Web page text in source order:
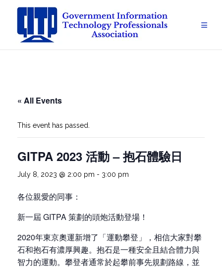
content
« All Events
This event has passed.
GITPA 2023 活動 – 抱石體驗日
July 8, 2023 @ 2:00 pm - 3:00 pm
各位親愛的同事：
新一屆 GITPA 策劃的頭炮活動登場！
2020年東京奧運新增了「運動攀登」，相信大家對攀
石和抱石有濃厚興趣。抱石是一種安全且結合體力與
智力的運動。攀登者通常於起攀前事先規劃路線，並